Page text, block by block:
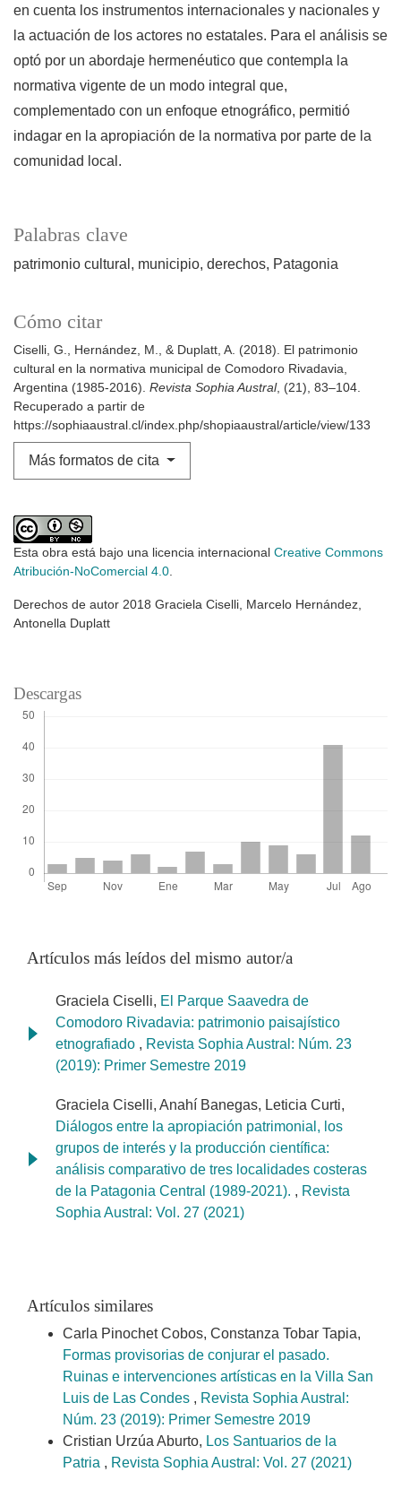
Palabras clave
patrimonio cultural municipio derechos Patagonia
Cómo citar
Ciselli, G., Hernández, M., & Duplatt, A. (2018). El patrimonio
cultural en la normativa municipal de Comodoro Rivadavia,
Argentina (1985-2016). Revista Sophia Austral, (21), 83–104.
Recuperado a partir de
https://sophiaaustral.cl/index.php/shopiaaustral/article/view/133
Más formatos de cita
en cuenta los instrumentos internacionales y nacionales y
la actuación de los actores no estatales. Para el análisis se
optó por un abordaje hermenéutico que contempla la
normativa vigente de un modo integral que,
complementado con un enfoque etnográfico, permitió
indagar en la apropiación de la normativa por parte de la
comunidad local.
Esta obra está bajo una licencia internacional Creative Commons
Atribución-NoComercial 4.0.
Derechos de autor 2018 Graciela Ciselli, Marcelo Hernández,
Antonella Duplatt
Descargas
Artículos más leídos del mismo autor/a
Graciela Ciselli, El Parque Saavedra de
Comodoro Rivadavia: patrimonio paisajístico
etnografiado , Revista Sophia Austral: Núm. 23
(2019): Primer Semestre 2019
Graciela Ciselli, Anahí Banegas, Leticia Curti,
Diálogos entre la apropiación patrimonial, los
grupos de interés y la producción científica:
análisis comparativo de tres localidades costeras
de la Patagonia Central (1989-2021). , Revista
Sophia Austral: Vol. 27 (2021)
Artículos similares
Carla Pinochet Cobos, Constanza Tobar Tapia,
Formas provisorias de conjurar el pasado.
Ruinas e intervenciones artísticas en la Villa San
Luis de Las Condes , Revista Sophia Austral:
Núm. 23 (2019): Primer Semestre 2019
Cristian Urzúa Aburto, Los Santuarios de la
Patria , Revista Sophia Austral: Vol. 27 (2021)